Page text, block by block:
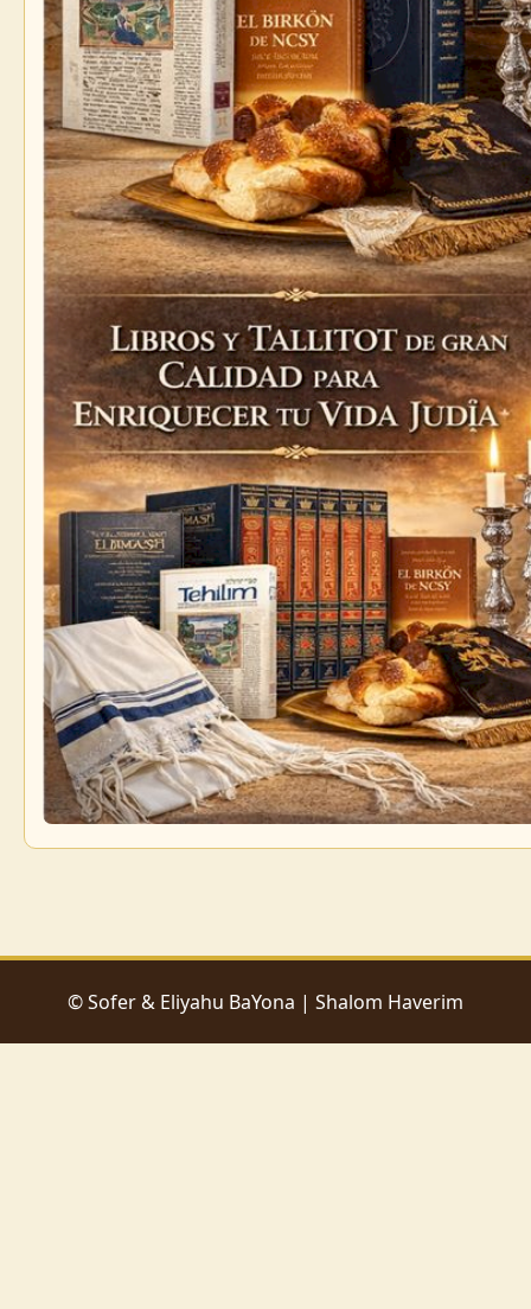
© Sofer & Eliyahu BaYona | Shalom Haverim